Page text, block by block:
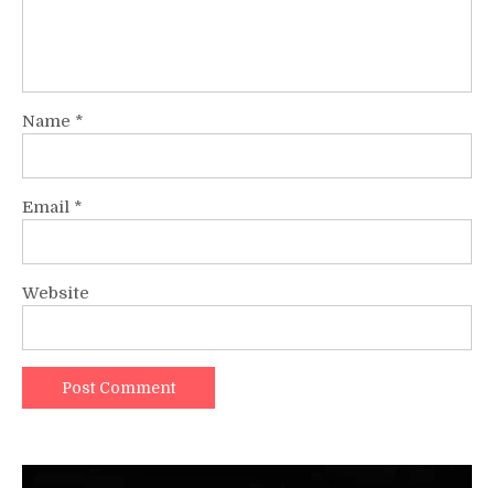
Name *
Email *
Website